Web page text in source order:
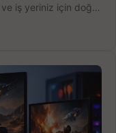
ve iş yeriniz için doğru